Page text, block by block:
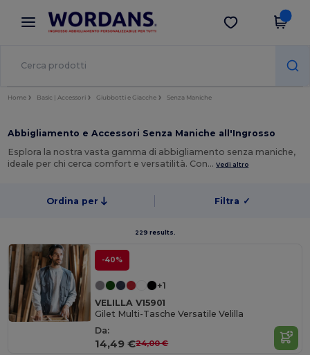
× App Wordans
Prezzi migliori sull'app!
Scarica app
Home Basic | Accessori Giubbotti e Giacche Senza Maniche
Abbigliamento e Accessori Senza Maniche all'Ingrosso
Esplora la nostra vasta gamma di abbigliamento senza maniche,
ideale per chi cerca comfort e versatilità. Con…Vedi altro
Ordina per Filtra ✓
229 results.
-40%
+1
VELILLA V15901
Gilet Multi-Tasche Versatile Velilla
Da:
14,49 €24,00 €